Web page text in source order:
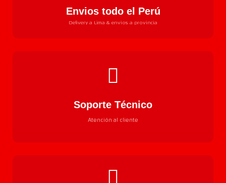
Envios todo el Perú
Delivery a Lima & envios a provincia
Soporte Técnico
Atención al cliente